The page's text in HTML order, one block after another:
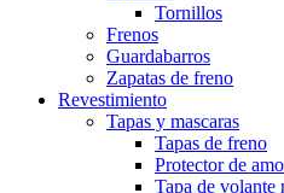
Tornillos
Frenos
Guardabarros
Zapatas de freno
Revestimiento
Tapas y mascaras
Tapas de freno
Protector de
Tapa de volante